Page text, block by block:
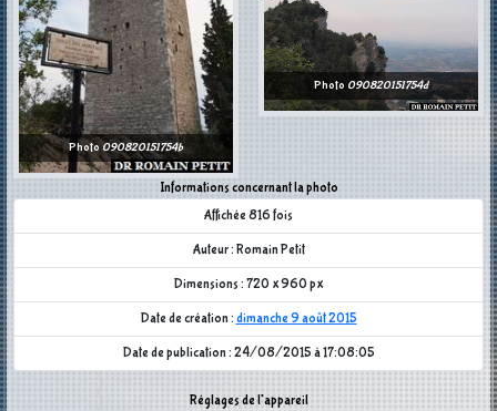
Photo 090820151754b
Informations concernant la photo
Affichée 816 fois
Auteur : Romain Petit
Dimensions : 720 x 960 px
Date de création : dimanche 9 août 2015
Date de publication : 24/08/2015 à 17:08:05
Réglages de l'appareil
Photo 090820151754d